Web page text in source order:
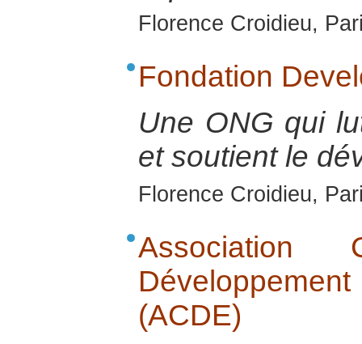
Florence Croidieu,
Fondation
Une ONG qui
et soutient le
Florence Croidieu,
(ACDE)